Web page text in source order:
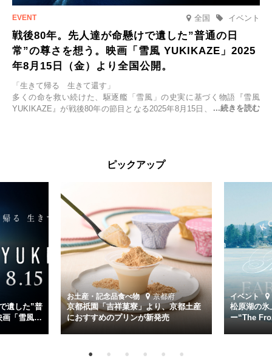
全国 イベント
戦後80年。先人達が命懸けで遺した”普通の日
常”の尊さを想う。映画「雪風 YUKIKAZE」2025
年8月15日（金）より全国公開。
「生きて帰る 生きて還す」
多くの命を救い続けた、駆逐艦「雪風」の史実に基づく物語『雪風
YUKIKAZE』が戦後80年の節目となる2025年8月15日、全国公開され
くの仲間の命を救い帰還させ、戦後まで生き抜き「幸運艦」と呼ばれ
主演は「雪風」の艦長・寺澤一利を演じる竹野内豊。先任伍長・早瀬
幸平を玉木宏が演じるほか、奥平大兼、田中麗奈、石丸幹二、益岡徹
など実力派俳優が共演。そして戦艦大和と運命を共にした帝国海軍・
第二艦隊司令長官、伊藤整一を中井貴一が圧倒的な存在感で演じ切
る。
時代が再び、分断と暴力に揺れる現代。本作は「同じ過ちを繰り返す
道を歩んではいないか」と、彼らが命をかけて守りたいと願っ
た”今”を生きる私達に問いかける。戦後80年、戦争の記憶が薄れゆく
今だからこそ、尊い平和の価値を未来に繋ぐ作品『雪風 YUKIKAZE』
を多くの方にご覧いただきたい。
ピックアップ
遺した”普
画「雪風
お土産・記念品食べ物 京都府
京都祇園「吉祥菓寮」より、京都土産
におすすめのプリンが新発売
イベント
松原湖の氷
ー“The